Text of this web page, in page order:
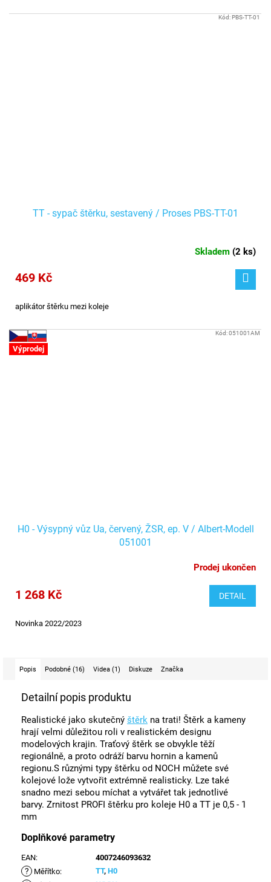
TT - sypač štěrku, sestavený / Proses PBS-TT-01
Skladem (2 ks)
469 Kč
aplikátor štěrku mezi koleje
Kód:PBS-TT-01
Výprodej
H0 - Výsypný vůz Ua, červený, ŽSR, ep. V / Albert-Modell
051001
Prodej ukončen
1 268 Kč DETAIL
Novinka 2022/2023
Kód:051001AM
Popis Podobné (16) Videa (1) Diskuze Značka
Detailní popis produktu
Realistické jako skutečný štěrk na trati! Štěrk a kameny
hrají velmi důležitou roli v realistickém designu
modelových krajin. Traťový štěrk se obvykle těží
regionálně, a proto odráží barvu hornin a kamenů
regionu.S různými typy štěrku od NOCH můžete své
kolejové lože vytvořit extrémně realisticky. Lze také
snadno mezi sebou míchat a vytvářet tak jednotlivé
barvy. Zrnitost PROFI štěrku pro koleje H0 a TT je 0,5 - 1
mm
Doplňkové parametry
EAN: 4007246093632
? Měřítko: TT, H0